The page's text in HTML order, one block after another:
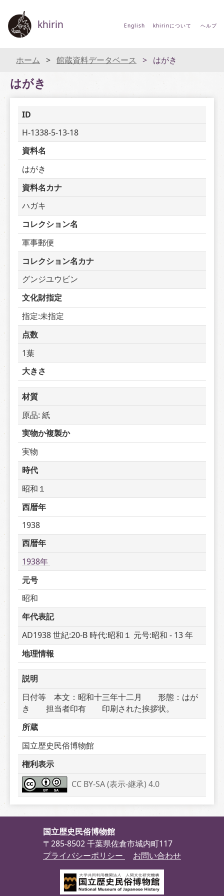
khirin English khirinについて ヘルプ
ホーム 館蔵資料データベース はがき
はがき
ID
H-1338-5-13-18
資料名
はがき
資料名カナ
ハガキ
コレクション名
軍事郵便
コレクション名カナ
グンジユウビン
文化財指定
指定:未指定
点数
1葉
大きさ
材質
原品: 紙
実物か複製か
実物
時代
昭和１
西暦年
1938
西暦年
1938年
元号
昭和
年代表記
AD1938 世紀:20-B 時代:昭和１ 元号:昭和 - 13 年
地理情報
説明
日付等　本文：昭和十三年十二月　　形態：はが
き　　担当者印有　　印刷された挨拶状。
所蔵
国立歴史民俗博物館
権利表示
CC BY-SA (表示-継承) 4.0
国立歴史民俗博物館
〒285-8502 千葉県佐倉市城内町117
プライバシーポリシー
お問い合わせ